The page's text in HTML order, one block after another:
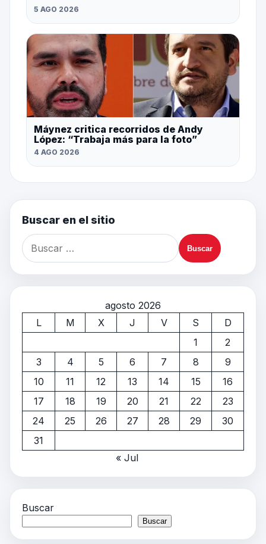
5 AGO 2026
Máynez critica recorridos de Andy
López: “Trabaja más para la foto”
4 AGO 2026
Buscar en el sitio
agosto 2026
L
M X J V S
D
1
2
3
4 5 6 7 8
9
10
11 12 13 14 15
16
17
18 19 20 21 22
23
24
25 26 27 28 29
30
31
« Jul
Buscar
Buscar